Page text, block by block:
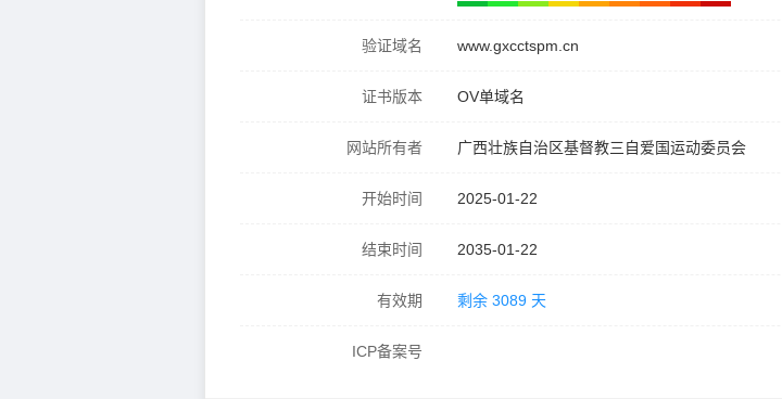
验证域名 www.gxcctspm.cn
证书版本 OV单域名
网站所有者 广西壮族自治区基督教三自爱国运动委员会
开始时间 2025-01-22
结束时间 2035-01-22
有效期 剩余 3089 天
ICP备案号